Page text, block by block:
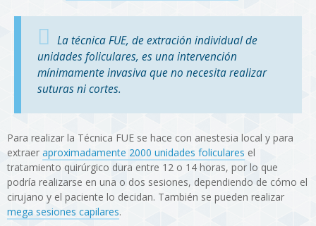
La técnica FUE, de extración individual de
unidades foliculares, es una intervención
mínimamente invasiva que no necesita realizar
suturas ni cortes.
Para realizar la Técnica FUE se hace con anestesia local y para
extraer aproximadamente 2000 unidades foliculares el
tratamiento quirúrgico dura entre 12 o 14 horas, por lo que
podría realizarse en una o dos sesiones, dependiendo de cómo el
cirujano y el paciente lo decidan. También se pueden realizar
mega sesiones capilares.